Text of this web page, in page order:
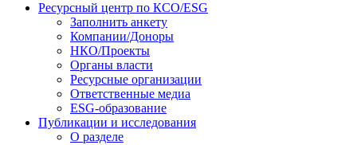
Ресурсный центр по КСО/ESG
Заполнить анкету
Компании/Доноры
НКО/Проекты
Органы власти
Ресурсные организации
Ответственные медиа
ESG-образование
Публикации и исследования
О разделе